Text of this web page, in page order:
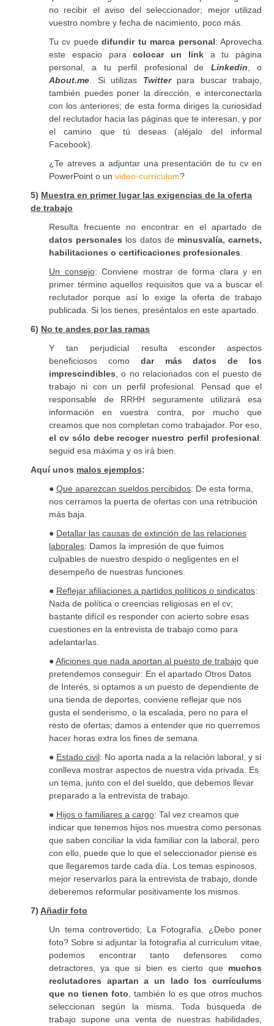
no recibir el aviso del seleccionador; mejor utilizad
vuestro nombre y fecha de nacimiento, poco más.
Tu cv puededifundir tu marca personal: Aprovecha
este espacio paracolocar un linka tu página
personal, a tu perfil profesional de Linkedin , o
About.me . Si utilizas Twitter para buscar trabajo,
también puedes poner la dirección, e interconectarla
con los anteriores; de esta forma diriges la curiosidad
del reclutador hacia las páginas que te interesan, y por
el camino que tú deseas (aléjalo del informal
Facebook).
¿Te atreves a adjuntar una presentación de tu cv en
PowerPoint o un video-currículum?
5) Muestra en primer lugar las exigencias de la oferta
de trabajo
Resulta frecuente no encontrar en el apartado de
datos personales los datos de minusvalía, carnets,
habilitaciones o certificaciones profesionales
Un consejo: Conviene mostrar de forma clara y en
primer término aquellos requisitos que va a buscar el
reclutador porque así lo exige la oferta de trabajo
publicada. Si los tienes, preséntalos en este apartado.
6) No te andes por las ramas
Y tan perjudicial resulta esconder aspectos
beneficiosos como dar más datos de los
imprescindibles , o no relacionados con el puesto de
trabajo ni con un perfil profesional. Pensad que el
responsable de RRHH seguramente utilizará esa
información en vuestra contra, por mucho que
creamos que nos completan como trabajador. Por eso,
el cv sólo debe recoger nuestro perfil profesional:
seguid esa máxima y os irá bien.
Aquí unos malos ejemplos:
● Que aparezcan sueldos percibidos: De esta forma,
nos cerramos la puerta de ofertas con una retribución
más baja.
● Detallar las causas de extinción de las relaciones
laborales: Damos la impresión de que fuimos
culpables de nuestro despido o negligentes en el
desempeño de nuestras funciones.
● Reflejar afiliaciones a partidos políticos o sindicatos:
Nada de política o creencias religiosas en el cv;
bastante difícil es responder con acierto sobre esas
cuestiones en la entrevista de trabajo como para
adelantarlas.
●Aficiones que nada aportan al puesto de trabajo que
pretendemos conseguir: En el apartado Otros Datos
de Interés, si optamos a un puesto de dependiente de
una tienda de deportes, conviene reflejar que nos
gusta el senderismo, o la escalada, pero no para el
resto de ofertas; damos a entender que no querremos
hacer horas extra los fines de semana.
● Estado civil: No aporta nada a la relación laboral, y sí
conlleva mostrar aspectos de nuestra vida privada. Es
un tema, junto con el del sueldo, que debemos llevar
preparado a la entrevista de trabajo.
● Hijos o familiares a cargo: Tal vez creamos que
indicar que tenemos hijos nos muestra como personas
que saben conciliar la vida familiar con la laboral, pero
con ello, puede que lo que el seleccionador piense es
que llegaremos tarde cada día. Los temas espinosos,
mejor reservarlos para la entrevista de trabajo, donde
deberemos reformular positivamente los mismos.
7) Añadir foto
Un tema controvertido; La Fotografía. ¿Debo poner
foto? Sobre si adjuntar la fotografía al curriculum vitae,
podemos encontrar tanto defensores como
detractores, ya que si bien es cierto que muchos
reclutadores apartan a un lado los currículums
que no tienen foto , también lo es que otros muchos
seleccionan según la misma. Toda búsqueda de
trabajo supone una venta de nuestras habilidades,